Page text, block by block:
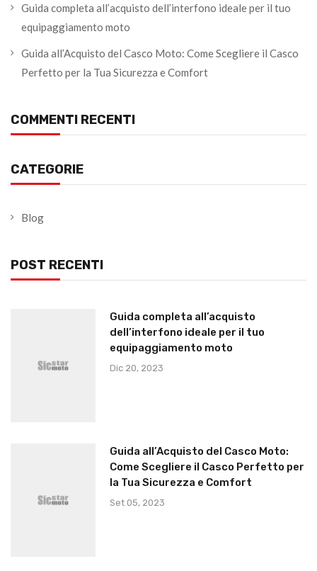
Guida completa all’acquisto dell’interfono ideale per il tuo
equipaggiamento moto
Guida all’Acquisto del Casco Moto: Come Scegliere il Casco
Perfetto per la Tua Sicurezza e Comfort
COMMENTI RECENTI
CATEGORIE
Blog
POST RECENTI
Guida completa all’acquisto
dell’interfono ideale per il tuo
equipaggiamento moto
Dic 20, 2023
Guida all’Acquisto del Casco Moto:
Come Scegliere il Casco Perfetto per
la Tua Sicurezza e Comfort
Set 05, 2023